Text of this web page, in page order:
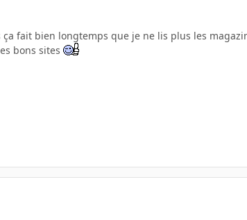
ça fait bien longtemps que je ne lis plus les
bons sites